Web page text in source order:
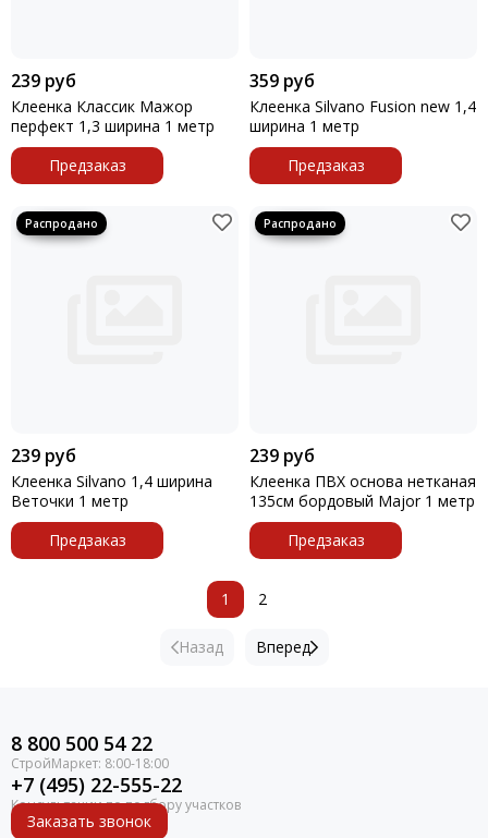
239 руб
Клеенка Классик Мажор
перфект 1,3 ширина 1 метр
Предзаказ
359 руб
Клеенка Silvano Fusion new 1,4
ширина 1 метр
Предзаказ
239 руб
Клеенка Silvano 1,4 ширина
Веточки 1 метр
Предзаказ
239 руб
Клеенка ПВХ основа нетканая
135см бордовый Major 1 метр
Предзаказ
Назад
1 2
Вперед
8 800 500 54 22
+7 (495) 22-555-22
Заказать звонок